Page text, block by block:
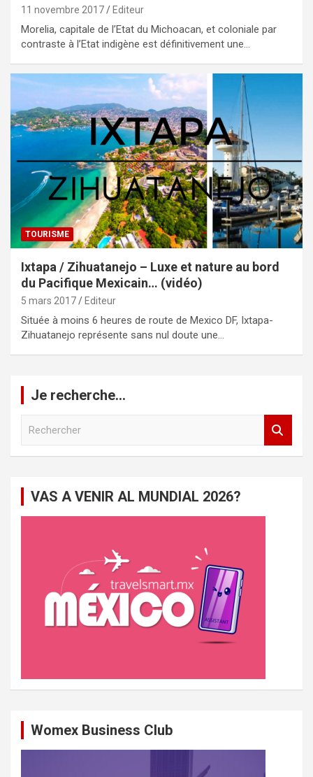
11 novembre 2017 Editeur
Morelia, capitale de l’Etat du Michoacan, et coloniale par
contraste à l’Etat indigène est définitivement une…
TOURISME
Ixtapa / Zihuatanejo – Luxe et nature au bord
du Pacifique Mexicain… (vidéo)
5 mars 2017 Editeur
Située à moins 6 heures de route de Mexico DF, Ixtapa-
Zihuatanejo représente sans nul doute une…
Je recherche…
VAS A VENIR AL MUNDIAL 2026?
Womex Business Club